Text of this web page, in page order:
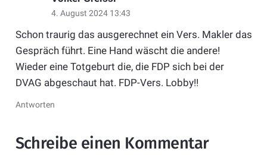
4. August 2024 13:43
Schon traurig das ausgerechnet ein Vers. Makler das
Gespräch führt. Eine Hand wäscht die andere!
Wieder eine Totgeburt die, die FDP sich bei der
DVAG abgeschaut hat. FDP-Vers. Lobby!!
Antworten
Schreibe einen Kommentar